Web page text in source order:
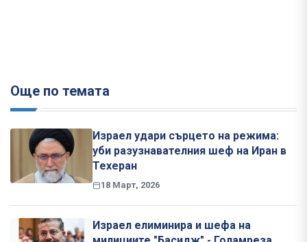
Още по темата
Израел удари сърцето на режима:
уби разузнавателния шеф на Иран в
Техеран
18 Март, 2026
Израел елиминира и шефа на